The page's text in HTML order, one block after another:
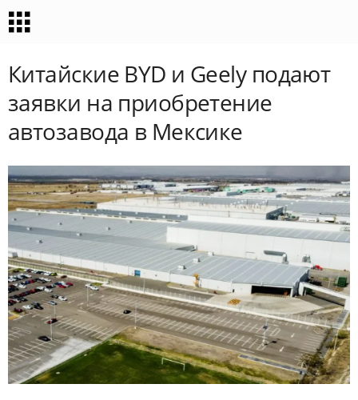
Китайские BYD и Geely подают
заявки на приобретение
автозавода в Мексике